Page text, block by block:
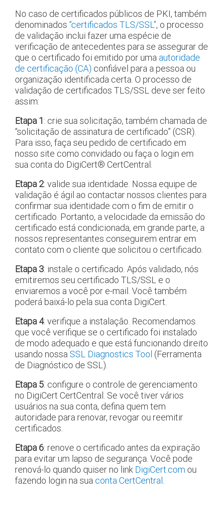
No caso de certificados públicos de PKI, também
denominados “certificados TLS/SSL”, o processo
de validação inclui fazer uma espécie de
verificação de antecedentes para se assegurar de
que o certificado foi emitido por uma autoridade
de certificação (CA) confiável para a pessoa ou
organização identificada certa. O processo de
validação de certificados TLS/SSL deve ser feito
assim:
Etapa 1: crie sua solicitação, também chamada de
“solicitação de assinatura de certificado” (CSR).
Para isso, faça seu pedido de certificado em
nosso site como convidado ou faça o login em
sua conta do DigiCert® CertCentral.
Etapa 2: valide sua identidade. Nossa equipe de
validação é ágil ao contactar nossos clientes para
confirmar sua identidade com o fim de emitir o
certificado. Portanto, a velocidade da emissão do
certificado está condicionada, em grande parte, a
nossos representantes conseguirem entrar em
contato com o cliente que solicitou o certificado.
Etapa 3: instale o certificado. Após validado, nós
emitiremos seu certificado TLS/SSL e o
enviaremos a você por e-mail. Você também
poderá baixá-lo pela sua conta DigiCert.
Etapa 4: verifique a instalação. Recomendamos
que você verifique se o certificado foi instalado
de modo adequado e que está funcionando direito
usando nossa SSL Diagnostics Tool (Ferramenta
de Diagnóstico de SSL).
Etapa 5: configure o controle de gerenciamento
no DigiCert CertCentral. Se você tiver vários
usuários na sua conta, defina quem tem
autoridade para renovar, revogar ou reemitir
certificados.
Etapa 6: renove o certificado antes da expiração
para evitar um lapso de segurança. Você pode
renová-lo quando quiser no link DigiCert.com ou
fazendo login na sua conta CertCentral.